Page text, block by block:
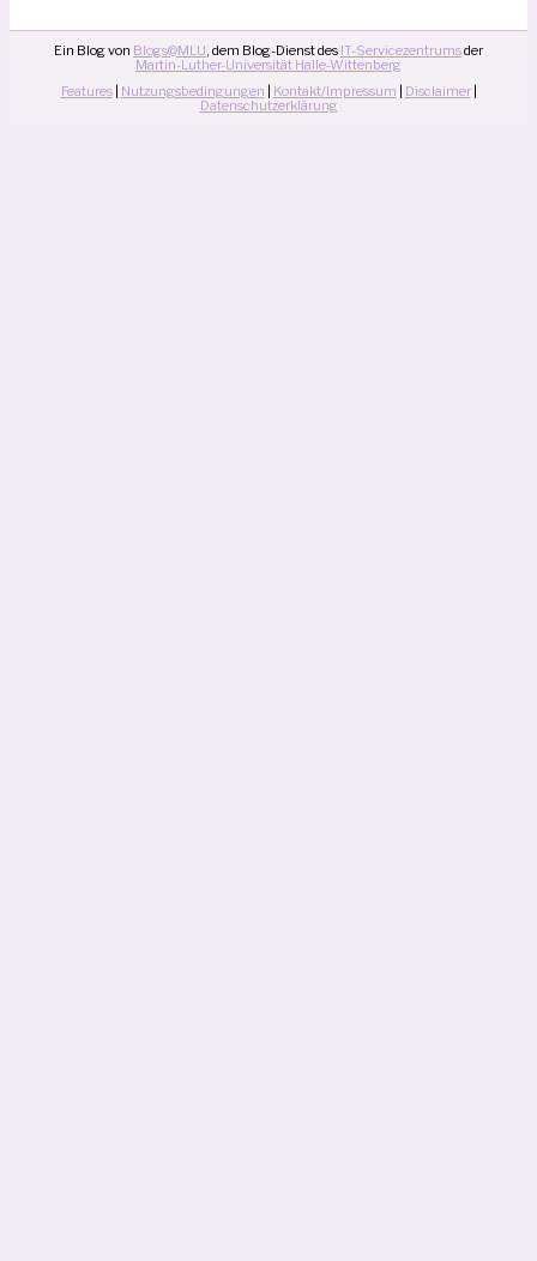
Ein Blog von Blogs@MLU, dem Blog-Dienst des IT-Servicezentrumsder
Martin-Luther-Universität Halle-Wittenberg
Features| Nutzungsbedingungen Kontakt/Impressum Disclaimer|
Datenschutzerklärung